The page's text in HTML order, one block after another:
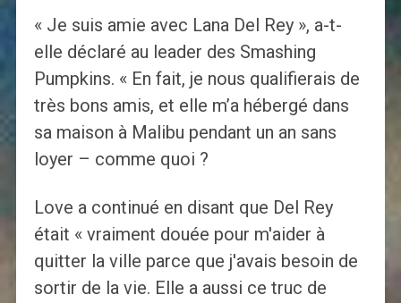
« Je suis amie avec Lana Del Rey », a-t-
elle déclaré au leader des Smashing
Pumpkins. « En fait, je nous qualifierais de
très bons amis, et elle m’a hébergé dans
sa maison à Malibu pendant un an sans
loyer – comme quoi ?
Love a continué en disant que Del Rey
était « vraiment douée pour m'aider à
quitter la ville parce que j'avais besoin de
sortir de la vie. Elle a aussi ce truc de